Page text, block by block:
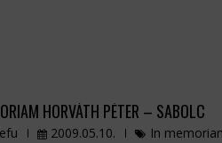
HORVÁTH PÉTER – SABOLC
2009.05.10.
In